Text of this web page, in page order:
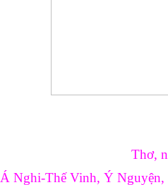
Thơ,
Á Nghi-Thế Vinh, Ý